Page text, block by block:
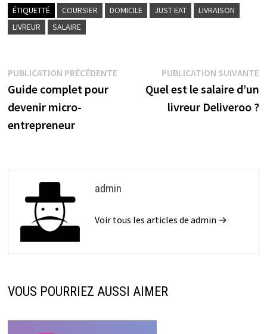
o
o
er l
ge
ÉTIQUETTÉ COURSIER DOMICILE JUST EAT
LIVRAISON
LIVREUR
SALAIRE
PUBLICATION PRÉCÉDENTE
Guide complet pour
devenir micro-
entrepreneur
PUBLICATION SUIVANTE
Quel est le salaire d’un
livreur Deliveroo ?
admin
Voir tous les articles de admin →
VOUS POURRIEZ AUSSI AIMER